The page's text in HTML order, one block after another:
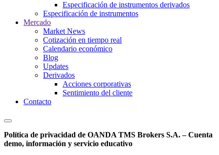
Especificación de instrumentos derivados
Especificación de instrumentos
Mercado
Market News
Cotización en tiempo real
Calendario económico
Blog
Updates
Derivados
Acciones corporativas
Sentimiento del cliente
Contacto
Política de privacidad de OANDA TMS Brokers S.A. – Cuenta
demo, información y servicio educativo